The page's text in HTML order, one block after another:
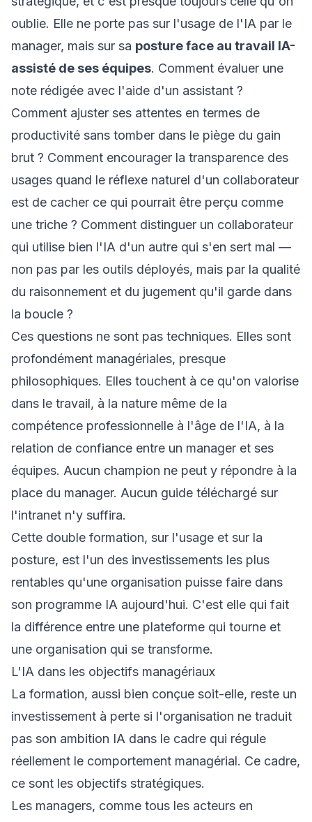
oublie. Elle ne porte pas sur l'usage de l'IA par le
manager, mais sur sa posture face au travail IA-
assisté de ses équipes. Comment évaluer une
note rédigée avec l'aide d'un assistant ?
Comment ajuster ses attentes en termes de
productivité sans tomber dans le piège du gain
brut ? Comment encourager la transparence des
usages quand le réflexe naturel d'un collaborateur
est de cacher ce qui pourrait être perçu comme
une triche ? Comment distinguer un collaborateur
qui utilise bien l'IA d'un autre qui s'en sert mal —
non pas par les outils déployés, mais par la qualité
du raisonnement et du jugement qu'il garde dans
la boucle ?
Ces questions ne sont pas techniques. Elles sont
profondément managériales, presque
philosophiques. Elles touchent à ce qu'on valorise
dans le travail, à la nature même de la
compétence professionnelle à l'âge de l'IA, à la
relation de confiance entre un manager et ses
équipes. Aucun champion ne peut y répondre à la
place du manager. Aucun guide téléchargé sur
l'intranet n'y suffira.
Cette double formation, sur l'usage et sur la
posture, est l'un des investissements les plus
rentables qu'une organisation puisse faire dans
son programme IA aujourd'hui. C'est elle qui fait
la différence entre une plateforme qui tourne et
une organisation qui se transforme.
L'IA dans les objectifs managériaux
La formation, aussi bien conçue soit-elle, reste un
investissement à perte si l'organisation ne traduit
pas son ambition IA dans le cadre qui régule
réellement le comportement managérial. Ce cadre,
ce sont les objectifs stratégiques.
Les managers, comme tous les acteurs en